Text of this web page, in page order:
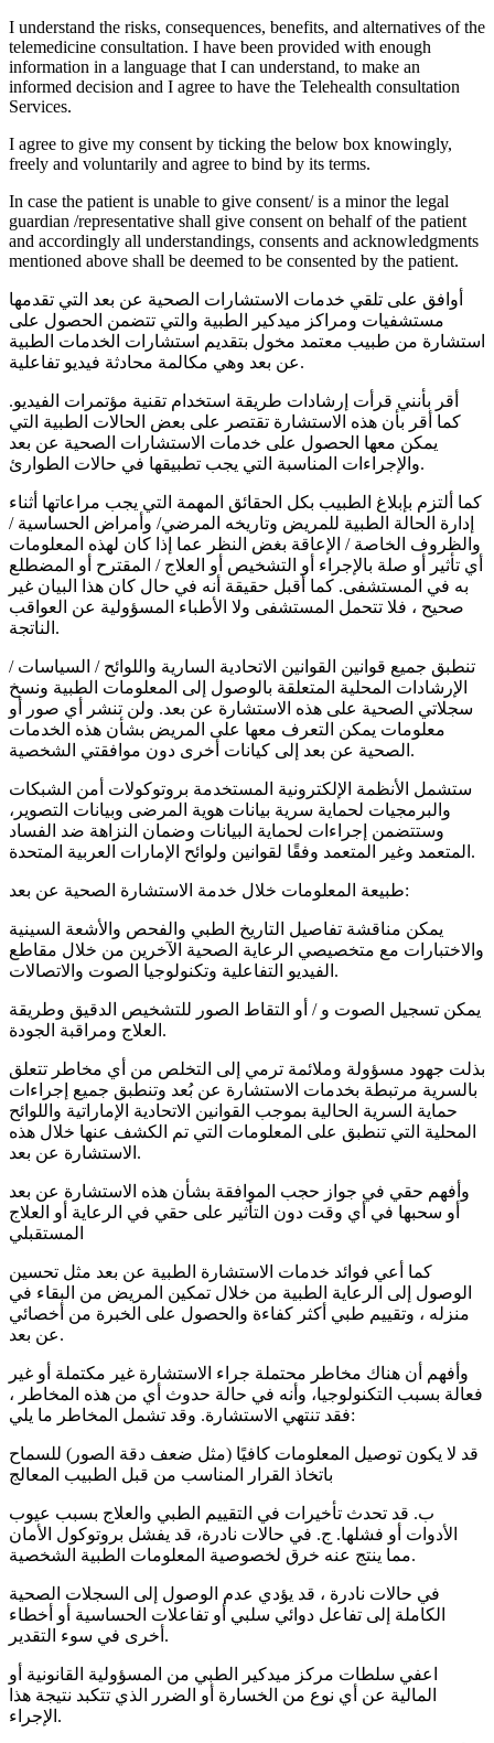
I understand the risks, consequences, benefits, and alternatives of the
telemedicine consultation. I have been provided with enough
information in a language that I can understand, to make an
informed decision and I agree to have the Telehealth consultation
Services.
I agree to give my consent by ticking the below box knowingly,
freely and voluntarily and agree to bind by its terms.
In case the patient is unable to give consent/ is a minor the legal
guardian /representative shall give consent on behalf of the patient
and accordingly all understandings, consents and acknowledgments
mentioned above shall be deemed to be consented by the patient.
أوافق على تلقي خدمات الاستشارات الصحية عن بعد التي تقدمها
مستشفيات ومراكز ميدكير الطبية والتي تتضمن الحصول على
استشارة من طبيب معتمد مخول بتقديم استشارات الخدمات الطبية
عن بعد وهي مكالمة محادثة فيديو تفاعلية.
أقر بأنني قرأت إرشادات طريقة استخدام تقنية مؤتمرات الفيديو.
كما أقر بأن هذه الاستشارة تقتصر على بعض الحالات الطبية التي
يمكن معها الحصول على خدمات الاستشارات الصحية عن بعد
والإجراءات المناسبة التي يجب تطبيقها في حالات الطوارئ.
كما ألتزم بإبلاغ الطبيب بكل الحقائق المهمة التي يجب مراعاتها أثناء
إدارة الحالة الطبية للمريض وتاريخه المرضي/ وأمراض الحساسية /
والظروف الخاصة / الإعاقة بغض النظر عما إذا كان لهذه المعلومات
أي تأثير أو صلة بالإجراء أو التشخيص أو العلاج / المقترح أو المضطلع
به في المستشفى. كما أقبل حقيقة أنه في حال كان هذا البيان غير
صحيح ، فلا تتحمل المستشفى ولا الأطباء المسؤولية عن العواقب
الناتجة.
تنطبق جميع قوانين القوانين الاتحادية السارية واللوائح / السياسات /
الإرشادات المحلية المتعلقة بالوصول إلى المعلومات الطبية ونسخ
سجلاتي الصحية على هذه الاستشارة عن بعد. ولن تنشر أي صور أو
معلومات يمكن التعرف معها على المريض بشأن هذه الخدمات
الصحية عن بعد إلى كيانات أخرى دون موافقتي الشخصية.
ستشمل الأنظمة الإلكترونية المستخدمة بروتوكولات أمن الشبكات
والبرمجيات لحماية سرية بيانات هوية المرضى وبيانات التصوير،
وستتضمن إجراءات لحماية البيانات وضمان النزاهة ضد الفساد
المتعمد وغير المتعمد وفقًا لقوانين ولوائح الإمارات العربية المتحدة.
طبيعة المعلومات خلال خدمة الاستشارة الصحية عن بعد:
يمكن مناقشة تفاصيل التاريخ الطبي والفحص والأشعة السينية
والاختبارات مع متخصيصي الرعاية الصحية الآخرين من خلال مقاطع
الفيديو التفاعلية وتكنولوجيا الصوت والاتصالات.
يمكن تسجيل الصوت و / أو التقاط الصور للتشخيص الدقيق وطريقة
العلاج ومراقبة الجودة.
بذلت جهود مسؤولة وملائمة ترمي إلى التخلص من أي مخاطر تتعلق
بالسرية مرتبطة بخدمات الاستشارة عن بُعد وتنطبق جميع إجراءات
حماية السرية الحالية بموجب القوانين الاتحادية الإماراتية واللوائح
المحلية التي تنطبق على المعلومات التي تم الكشف عنها خلال هذه
الاستشارة عن بعد.
وأفهم حقي في جواز حجب الموافقة بشأن هذه الاستشارة عن بعد
أو سحبها في أي وقت دون التأثير على حقي في الرعاية أو العلاج
المستقبلي
كما أعي فوائد خدمات الاستشارة الطبية عن بعد مثل تحسين
الوصول إلى الرعاية الطبية من خلال تمكين المريض من البقاء في
منزله ، وتقييم طبي أكثر كفاءة والحصول على الخبرة من أخصائي
عن بعد.
وأفهم أن هناك مخاطر محتملة جراء الاستشارة غير مكتملة أو غير
فعالة بسبب التكنولوجيا، وأنه في حالة حدوث أي من هذه المخاطر ،
فقد تنتهي الاستشارة. وقد تشمل المخاطر ما يلي:
قد لا يكون توصيل المعلومات كافيًا (مثل ضعف دقة الصور) للسماح
باتخاذ القرار المناسب من قبل الطبيب المعالج
ب. قد تحدث تأخيرات في التقييم الطبي والعلاج بسبب عيوب
الأدوات أو فشلها. ج. في حالات نادرة، قد يفشل بروتوكول الأمان
مما ينتج عنه خرق لخصوصية المعلومات الطبية الشخصية.
في حالات نادرة ، قد يؤدي عدم الوصول إلى السجلات الصحية
الكاملة إلى تفاعل دوائي سلبي أو تفاعلات الحساسية أو أخطاء
أخرى في سوء التقدير.
اعفي سلطات مركز ميدكير الطبي من المسؤولية القانونية أو
المالية عن أي نوع من الخسارة أو الضرر الذي تتكبد نتيجة هذا
الإجراء.